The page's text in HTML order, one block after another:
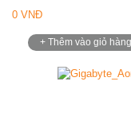
0 VNĐ
+ Thêm vào giỏ hàng